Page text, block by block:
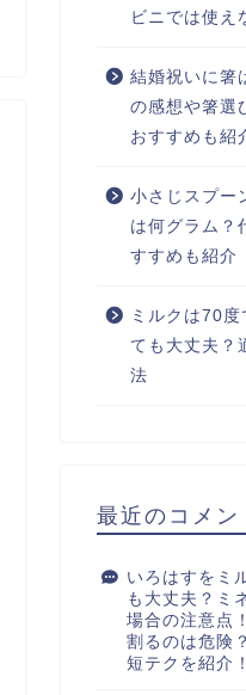
ビニでは使え
結婚祝いに箸
の感想や箸選
おすすめも紹
小さじスプー
は何グラム？
すすめも紹介
ミルクは70
ても大丈夫？
法
最近のコメン
いろはすをミ
も大丈夫？ミ
場合の注意点！
割るのは危険
短テクを紹介